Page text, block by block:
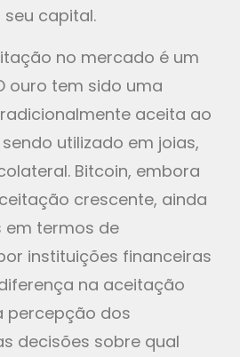
capital.
no mercado é um
ouro tem sido uma
aceita ao
utilizado em joias,
Bitcoin, embora
crescente, ainda
em termos de
instituições financeiras
na aceitação
percepção dos
decisões sobre qual